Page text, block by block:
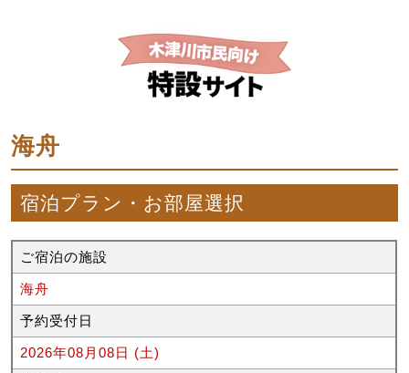
海舟
宿泊プラン・お部屋選択
ご宿泊の施設
海舟
予約受付日
2026年08月08日 (土)